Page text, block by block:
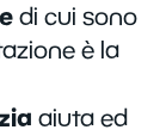
di cui sono
è la
aiuta ed